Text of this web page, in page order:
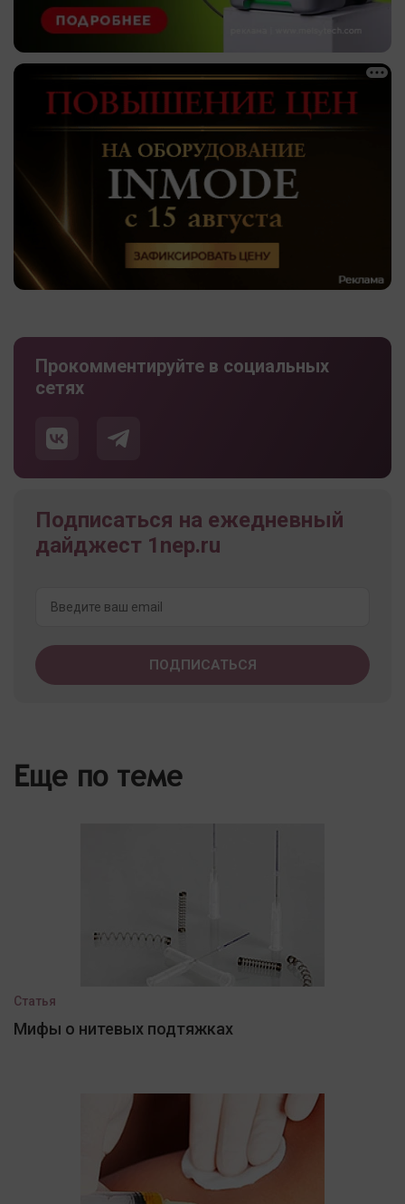
Прокомментируйте в социальных
сетях
Подписаться на ежедневный
дайджест 1nep.ru
Еще по теме
Статья
Мифы о нитевых подтяжках